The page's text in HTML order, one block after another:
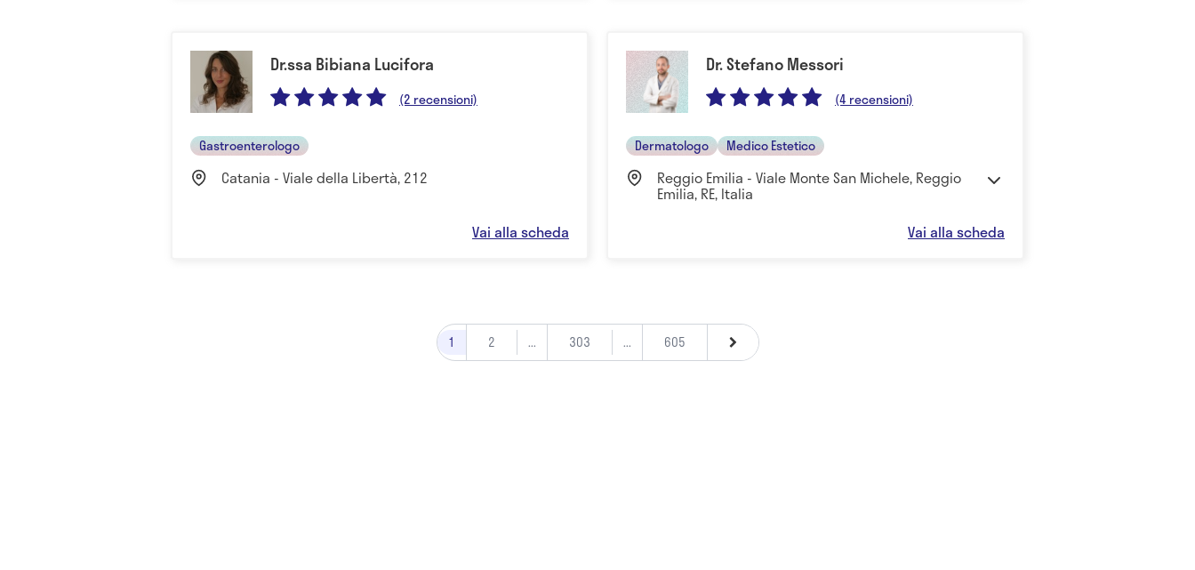
Dr.ssa Bibiana Lucifora
(2 recensioni)
Gastroenterologo
Catania - Viale della Libertà, 212
Vai alla scheda
Dr. Stefano Messori
(4 recensioni)
Dermatologo Medico Estetico
Reggio Emilia - Viale Monte San Michele, Reggio
Emilia, RE, Italia
Vai alla scheda
1 2 ... 303 ... 605